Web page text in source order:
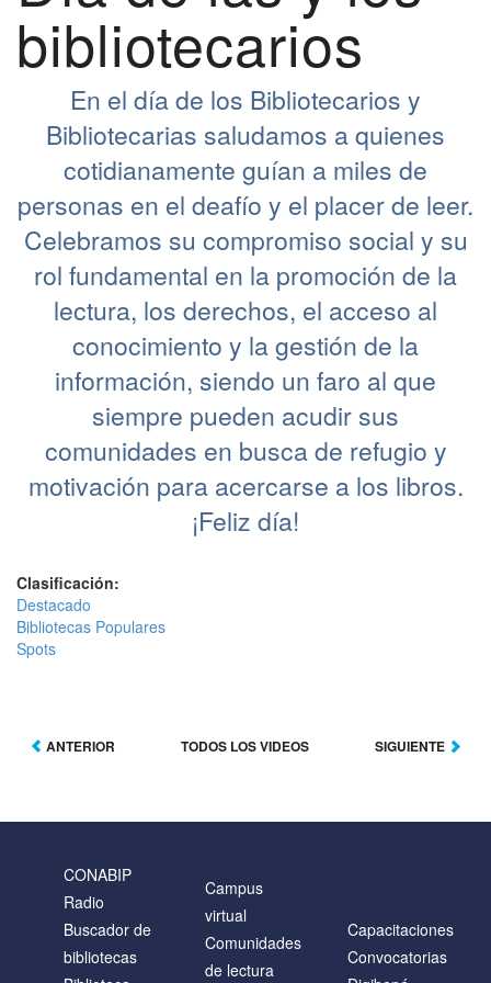
bibliotecarios
En el día de los Bibliotecarios y
Bibliotecarias saludamos a quienes
cotidianamente guían a miles de
personas en el deafío y el placer de leer.
Celebramos su compromiso social y su
rol fundamental en la promoción de la
lectura, los derechos, el acceso al
conocimiento y la gestión de la
información, siendo un faro al que
siempre pueden acudir sus
comunidades en busca de refugio y
motivación para acercarse a los libros.
¡Feliz día!
Clasificación:
Destacado
Bibliotecas Populares
Spots
ANTERIOR TODOS LOS VIDEOS SIGUIENTE
CONABIP
Radio
Buscador de
bibliotecas
Campus
virtual
Comunidades
de lectura
Capacitaciones
Convocatorias